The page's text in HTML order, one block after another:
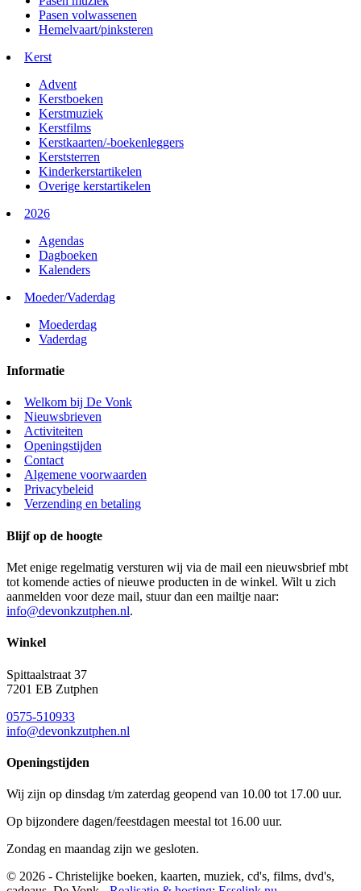
Pasen volwassenen
Hemelvaart/pinksteren
Kerst
Advent
Kerstboeken
Kerstmuziek
Kerstfilms
Kerstkaarten/-boekenleggers
Kerststerren
Kinderkerstartikelen
Overige kerstartikelen
2026
Agendas
Dagboeken
Kalenders
Moeder/Vaderdag
Moederdag
Vaderdag
Informatie
Welkom bij De Vonk
Nieuwsbrieven
Activiteiten
Openingstijden
Contact
Algemene voorwaarden
Privacybeleid
Verzending en betaling
Blijf op de hoogte
Met enige regelmatig versturen wij via de mail een nieuwsbrief mbt
tot komende acties of nieuwe producten in de winkel. Wilt u zich
aanmelden voor deze mail, stuur dan een mailtje naar:
info@devonkzutphen.nl.
Winkel
Spittaalstraat 37
7201 EB Zutphen
0575-510933
info@devonkzutphen.nl
Openingstijden
Wij zijn op dinsdag t/m zaterdag geopend van 10.00 tot 17.00 uur.
Op bijzondere dagen/feestdagen meestal tot 16.00 uur.
Zondag en maandag zijn we gesloten.
© 2026 - Christelijke boeken, kaarten, muziek, cd's, films, dvd's,